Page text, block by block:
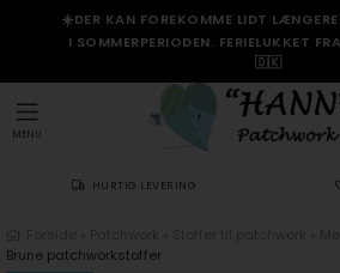
☀️DER KAN FOREKOMME LIDT
I SOMMERPERIODEN. FERIELUKKET
🇩🇰
MENU
HURTIG LEVERING
Brune patchworkstoffer